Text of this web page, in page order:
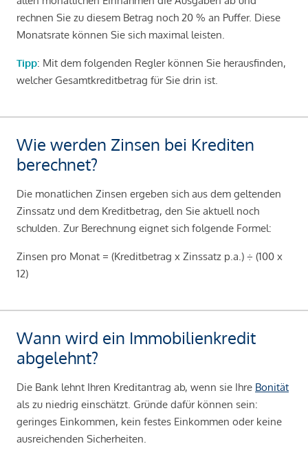
rechnen Sie zu diesem Betrag noch 20 % an Puffer. Diese
Monatsrate können Sie sich maximal leisten.
Tipp: Mit dem folgenden Regler können Sie herausfinden,
welcher Gesamtkreditbetrag für Sie drin ist.
Wie werden Zinsen bei Krediten
berechnet?
Die monatlichen Zinsen ergeben sich aus dem geltenden
Zinssatz und dem Kreditbetrag, den Sie aktuell noch
schulden. Zur Berechnung eignet sich folgende Formel:
Zinsen pro Monat = (Kreditbetrag x Zinssatz p.a.) ÷ (100 x
12)
Wann wird ein Immobilienkredit
abgelehnt?
Die Bank lehnt Ihren Kreditantrag ab, wenn sie Ihre Bonität
als zu niedrig einschätzt. Gründe dafür können sein:
geringes Einkommen, kein festes Einkommen oder keine
ausreichenden Sicherheiten.